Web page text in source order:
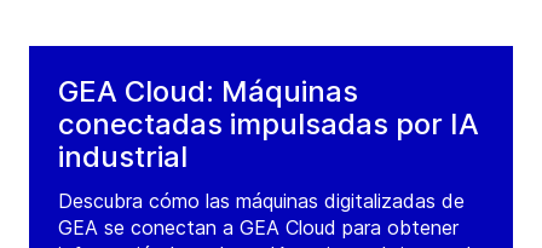
GEA Cloud: Máquinas
conectadas impulsadas por IA
industrial
Descubra cómo las máquinas digitalizadas de
GEA se conectan a GEA Cloud para obtener